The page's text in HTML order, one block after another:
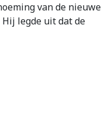
van de nieuwe
legde uit dat de